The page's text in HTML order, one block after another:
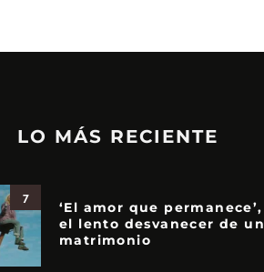
LO MÁS RECIENTE
7
‘El amor que permanece’,
el lento desvanecer de un
matrimonio